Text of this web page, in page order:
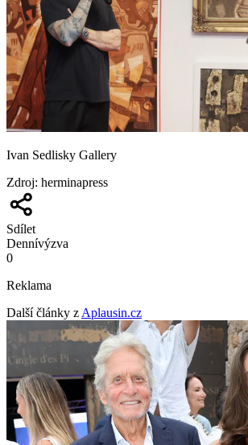
Ivan Sedlisky Gallery
Zdroj: herminapress
Sdílet
Dennívýzva
0
Reklama
Další články z Aplausin.cz